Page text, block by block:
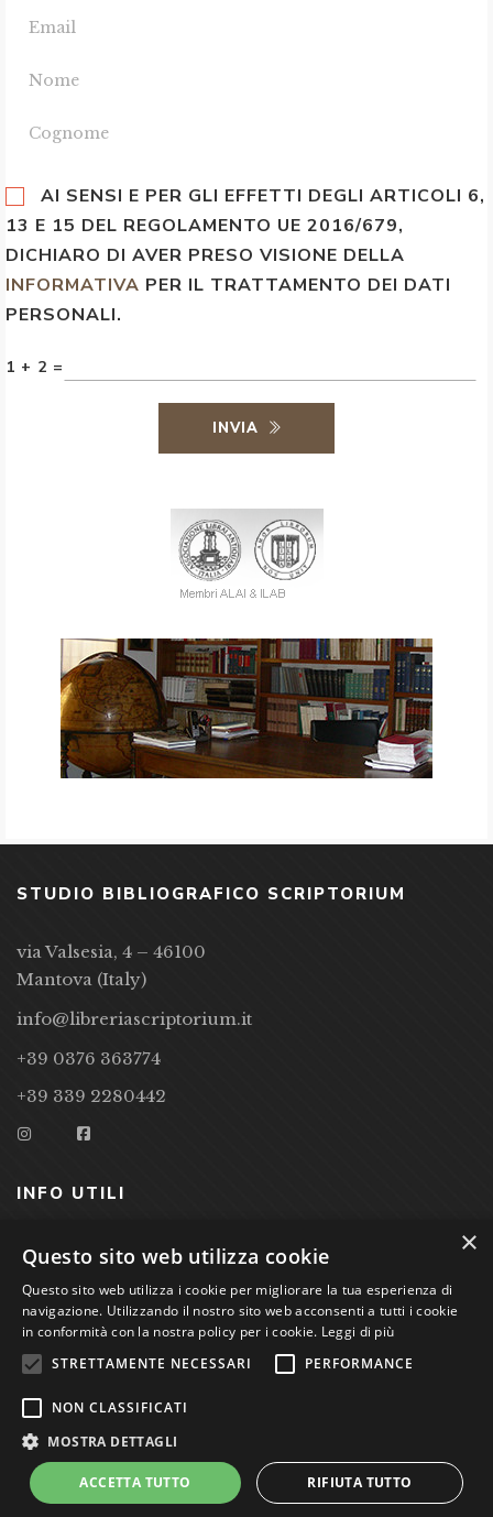
AI SENSI E PER GLI EFFETTI DEGLI ARTICOLI 6,
13 E 15 DEL REGOLAMENTO UE 2016/679,
DICHIARO DI AVER PRESO VISIONE DELLA
INFORMATIVA PER IL TRATTAMENTO DEI DATI
PERSONALI.
1 + 2 =
INVIA
STUDIO BIBLIOGRAFICO SCRIPTORIUM
via Valsesia, 4 – 46100
Mantova (Italy)
info@libreriascriptorium.it
+39 0376 363774
+39 339 2280442
INFO UTILI
CONDIZIONI DI VENDITA
PRIVACY POLICY
COOKIE POLICY
Studio Bibliografico Scriptorium Dott.ssa Sara Bassi VAT
nr. 01744000207
Power byGRAFFITI WEB
×
Questo sito web utilizza cookie
Questo sito web utilizza i cookie per migliorare la tua esperienza di
navigazione. Utilizzando il nostro sito web acconsenti a tutti i cookie
in conformità con la nostra policy per i cookie. Leggi di più
STRETTAMENTE NECESSARI
PERFORMANCE
NON CLASSIFICATI
MOSTRA DETTAGLI
ACCETTA TUTTO RIFIUTA TUTTO